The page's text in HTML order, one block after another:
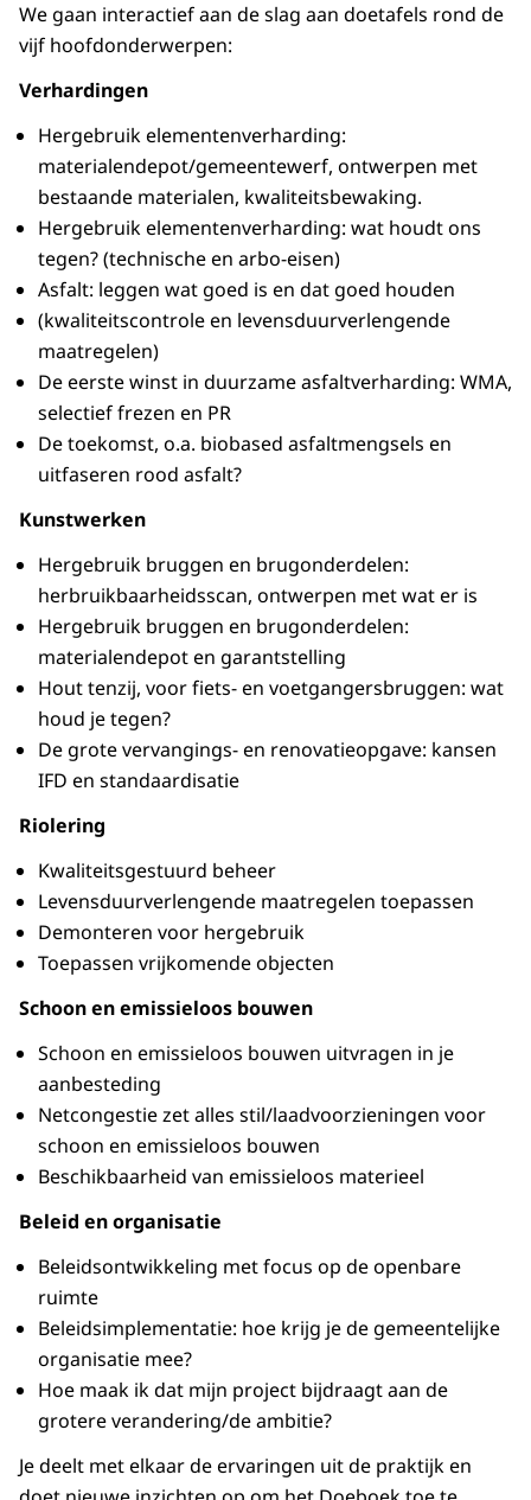
We gaan interactief aan de slag aan doetafels rond de
vijf hoofdonderwerpen:
Verhardingen
Hergebruik elementenverharding:
materialendepot/gemeentewerf, ontwerpen met
bestaande materialen, kwaliteitsbewaking.
Hergebruik elementenverharding: wat houdt ons
tegen? (technische en arbo-eisen)
Asfalt: leggen wat goed is en dat goed houden
(kwaliteitscontrole en levensduurverlengende
maatregelen)
De eerste winst in duurzame asfaltverharding: WMA,
selectief frezen en PR
De toekomst, o.a. biobased asfaltmengsels en
uitfaseren rood asfalt?
Kunstwerken
Hergebruik bruggen en brugonderdelen:
herbruikbaarheidsscan, ontwerpen met wat er is
Hergebruik bruggen en brugonderdelen:
materialendepot en garantstelling
Hout tenzij, voor fiets- en voetgangersbruggen: wat
houd je tegen?
De grote vervangings- en renovatieopgave: kansen
IFD en standaardisatie
Riolering
Kwaliteitsgestuurd beheer
Levensduurverlengende maatregelen toepassen
Demonteren voor hergebruik
Toepassen vrijkomende objecten
Schoon en emissieloos bouwen
Schoon en emissieloos bouwen uitvragen in je
aanbesteding
Netcongestie zet alles stil/laadvoorzieningen voor
schoon en emissieloos bouwen
Beschikbaarheid van emissieloos materieel
Beleid en organisatie
Beleidsontwikkeling met focus op de openbare
ruimte
Beleidsimplementatie: hoe krijg je de gemeentelijke
organisatie mee?
Hoe maak ik dat mijn project bijdraagt aan de
grotere verandering/de ambitie?
Je deelt met elkaar de ervaringen uit de praktijk en